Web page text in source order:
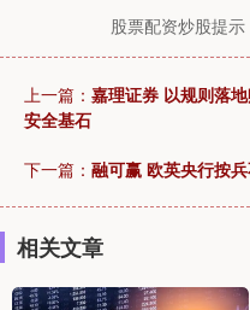
股票配资炒股提示
上一篇： 嘉理证券 以规则落
安全基石
下一篇： 融可赢 欧英央行按
相关文章